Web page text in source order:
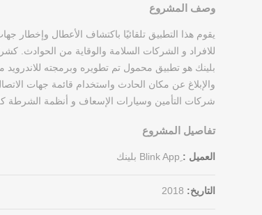
وصف المشروع
يقوم هذا التطبيق تلقائيًا باكتشاف الأعطال وإخطار
للافراد و الشركات السلامة والوقاية من الحوادث.
بلينك هو تطبيق محمول تم تطويره وبرمجته
والإبلاغ عن مكان الحادث واستخدام قائمة جهات
شركات التأمين وسيارات الإسعاف و أنظمة الشرطة
تفاصيل المشروع
العميل :
التاريخ: